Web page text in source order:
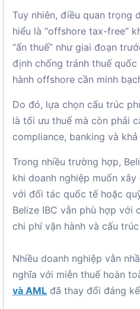
Tuy nhiên, điều quan trọng
hiểu là “offshore tax-free”
“ẩn thuế” như giai đoạn
định chống tránh thuế
hành offshore cần minh
Do đó, lựa chọn cấu trúc
là tối ưu thuế mà còn phải
compliance, banking và
Trong nhiều trường hợp,
khi doanh nghiệp muốn
với đối tác quốc tế hoặc
Belize IBC vẫn phù hợp với
chi phí vận hành và cấu
Nhiều doanh nghiệp vẫn
nghĩa với miễn thuế hoàn
và AML đã thay đổi đáng